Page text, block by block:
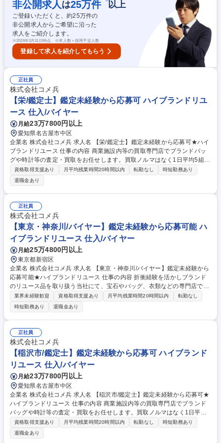
ルを1から学べる教育・研修を用意しています！研修後も協力体制のも
と、店舗に立つためご安心ください。 募集職種 【岡崎市/鑑定士】鑑定未
経験から応募可★ハイブランドリユース
非公開求人 は25万件 以上
ご登録いただくと、約25万件の
非公開求人からご希望に沿った
求人をご紹介します。
※2026年3月31日時点 ※求人数＝採用予定人数
登録して求人を紹介してもらう
正社員
株式会社コメ兵
【栄/鑑定士】鑑定未経験から応募可 ハイブランドリユ
ース 仕入/バイヤー
月給23万7800円以上
愛知県名古屋市中区
企業名 株式会社コメ兵 求人名 【栄/鑑定士】鑑定未経験から応募可★ハイ
ブランドリユース 仕事の内容 商業施設内等の買取専門店でブランドバッ
グや時計等の査定・買取をお任せします。買取ノルマはなく1日平均5組の
ため、AI等の遠隔サポートも頼りながら、数字に追われずお客様に寄り添
った丁寧な接客が可能です。 【仕事の流れ】■来店時の受付・接客対応 ■
商品の査定 ■査定金額の詳細説明 ■代金の支払/買取品のデータ入力 ■電話
対応（商品に関する問い合わせ） 【入社後】当社には、教育専門部署があ
り、座学やロールプレイング等、テキストを用いて仕事の基礎・スキルを
1から学べる教育・研修を用意しています！研修後も協力体制のもと、店
舗に立つためご安心ください。 募集職種 【栄/鑑定士】鑑定未経験から応
募可★ハイブランドリユース
資格取得支援あり 月平均残業時間20時間以内 転勤なし
時短勤務あり
退職金あり
正社員
株式会社コメ兵
【東京・神奈川/バイヤー】鑑定未経験から応募可能 ハ
イブランドリユース 仕入/バイヤー
月給25万4800円以上
東京都新宿区
企業名 株式会社コメ兵 求人名 【東京・神奈川/バイヤー】鑑定未経験から
応募可能★ハイブランドリユース 仕事の内容 折衝経験を活かしブランド
のリユース品を取り扱う当社にて、宝石やバッグ、衣類などの専門店で鑑
定士として成長して頂きます。 ★育成制度・環境も充実！※ご経験に応
じ、販売をお任せする場合もございます。 【詳細】私たちが運営する店舗
で、買取の仕事全般をお任せします。時計/ブランドバッグ/ジュエリー/衣
類など、様々な品物の査定、買取をお願いします。業務を通してスキルア
ップが可能です。 【仕事の流れ】◆接客（商品の説明提案等)◆品物の査
定◆査定金額の説明◆代金のお支払い◆買取商品のデータ入力・登録等。
百万円単位の取引をすることもあり、リユースのダイナミズムを感じられ
ます。 募集職種 【東京・神奈川/バイヤー】鑑定未経験から応募可能★ハ
イブランドリユース
業界未経験歓迎 資格取得支援あり 月平均残業時間20時間以内
転勤なし
時短勤務あり
退職金あり
正社員
株式会社コメ兵
【稲沢市/鑑定士】鑑定未経験から応募可 ハイブランド
リユース 仕入/バイヤー
月給23万7800円以上
愛知県名古屋市中区
企業名 株式会社コメ兵 求人名 【稲沢市/鑑定士】鑑定未経験から応募可★
ハイブランドリユース 仕事の内容 商業施設内等の買取専門店でブランド
バッグや時計等の査定・買取をお任せします。買取ノルマはなく1日平均5
組のため、AI等の遠隔サポートも頼りながら、数字に追われずお客様に寄
り添った丁寧な接客が可能です。 【仕事の流れ】■来店時の受付・接客対
応 ■商品の査定 ■査定金額の詳細説明 ■代金の支払/買取品のデータ入力 ■
資格取得支援あり 月平均残業時間20時間以内 転勤なし
時短勤務あり
退職金あり